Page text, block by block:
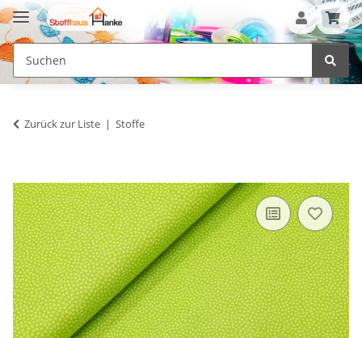
Zurück zur Liste Stoffe